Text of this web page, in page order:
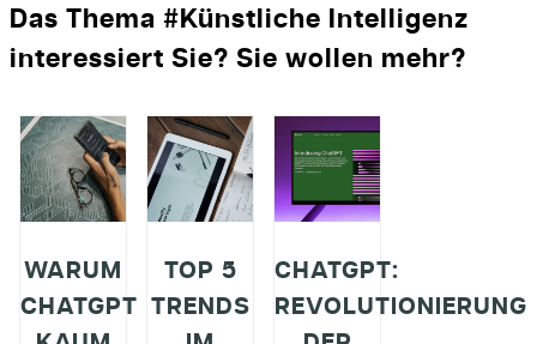
Das Thema #Künstliche Intelligenz
interessiert Sie? Sie wollen mehr?
WARUM
CHATGPT
TOP 5
TRENDS
CHATGPT:
REVOLUTIONIERUNG